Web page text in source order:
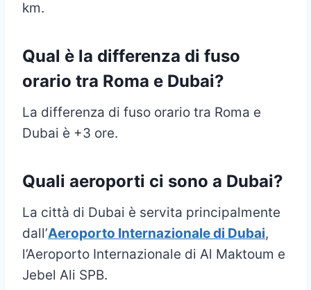
km.
Qual è la differenza di fuso
orario tra Roma e Dubai?
La differenza di fuso orario tra Roma e
Dubai è +3 ore.
Quali aeroporti ci sono a Dubai?
La città di Dubai è servita principalmente
dall’Aeroporto Internazionale di Dubai,
l’Aeroporto Internazionale di Al Maktoum e
Jebel Ali SPB.